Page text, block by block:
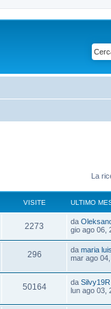
La
VISITE ULTIMO
2273
i
U
l
m
o
e
s
s
a
da
gio ago 06,
296V
i
s
U
l
i
m
o
e
da maria
mar ago
50164V
i
U
l
i
da Silvy19R
lun ago 03,